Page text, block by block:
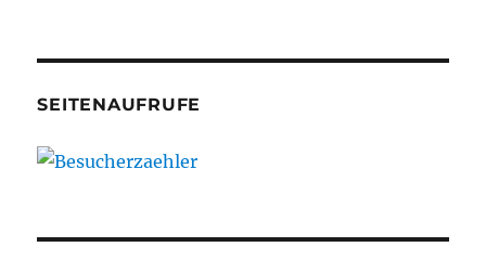
SEITENAUFRUFE